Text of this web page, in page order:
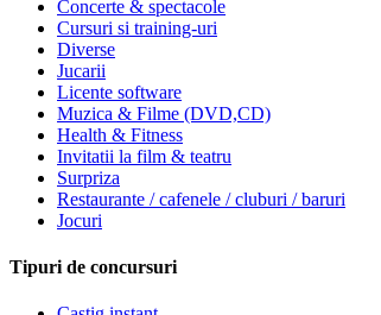
Concerte & spectacole
Cursuri si training-uri
Diverse
Jucarii
Licente software
Muzica & Filme (DVD,CD)
Health & Fitness
Invitatii la film & teatru
Surpriza
Restaurante / cafenele / cluburi / baruri
Jocuri
Tipuri de concursuri